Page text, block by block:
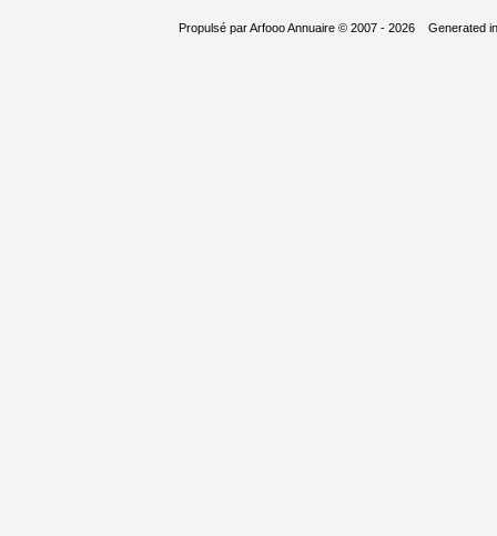
Propulsé parArfooo Annuaire© 2007 - 2026 Generated